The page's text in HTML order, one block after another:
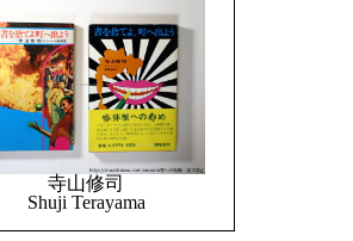
寺山修司
Shuji Terayama